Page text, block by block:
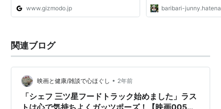
www.gizmodo.jp baribari-
関連ブログ
映画と健康/雑談で心ほぐし • 2年前
「シェフ 三ツ星フードトラック始めました」ラス
トは心で気持ちよくガッツポーズ！【映画005再